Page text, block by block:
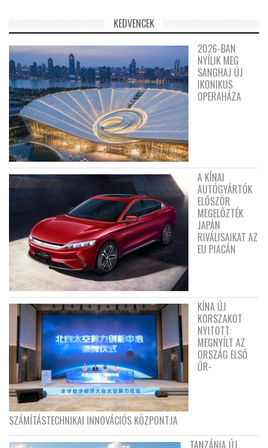
KEDVENCEK
2026-BAN
NYÍLIK MEG
SANGHAJ ÚJ
IKONIKUS
OPERAHÁZA
A KÍNAI
AUTÓGYÁRTÓK
ELŐSZÖR
MEGELŐZTÉK
JAPÁN
RIVÁLISAIKAT AZ
EU PIACÁN
KÍNA ÚJ
KORSZAKOT
NYITOTT:
MEGNYÍLT AZ
ORSZÁG ELSŐ
ŰR-
SZÁMÍTÁSTECHNIKAI INNOVÁCIÓS KÖZPONTJA
TANZÁNIA ÚJ